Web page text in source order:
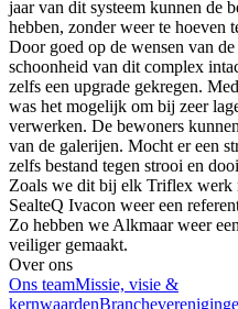
jaar van dit systeem kunnen de
hebben, zonder weer te hoeven
Door goed op de wensen van
schoonheid van dit complex
zelfs een upgrade gekregen.
was het mogelijk om bij zeer
verwerken. De bewoners
van de galerijen. Mocht er een
zelfs bestand tegen strooi en
Zoals we dit bij elk Triflex werk
SealteQ Ivacon weer een
Zo hebben we Alkmaar weer
veiliger gemaakt.
Over ons
Ons teamMissie, visie &
kernwaarden